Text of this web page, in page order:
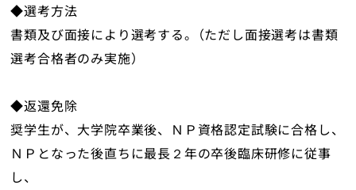
◆選考方法
書類及び面接により選考する。（ただし面接選考は書類
選考合格者のみ実施）
◆返還免除
奨学生が、大学院卒業後、ＮＰ資格認定試験に合格し、
ＮＰとなった後直ちに最長２年の卒後臨床研修に従事
し、